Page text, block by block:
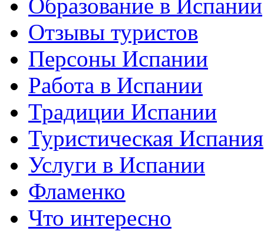
Образование в Испании
Отзывы туристов
Персоны Испании
Работа в Испании
Традиции Испании
Туристическая Испания
Услуги в Испании
Фламенко
Что интересно